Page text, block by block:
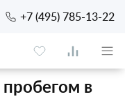
+7 (495) 785-13-22
в